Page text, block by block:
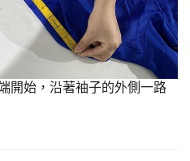
開始，沿著袖子的外側一路